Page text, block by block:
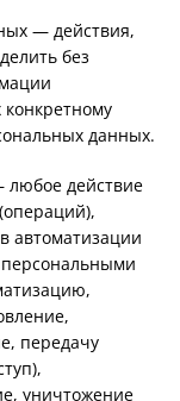
— действия,
без
данных.
любое действие
автоматизации
персональными
передачу
уничтожение